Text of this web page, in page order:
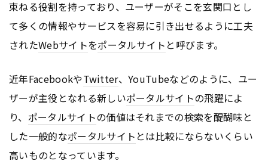
束ねる役割を持っており、ユーザーがそこを玄関口とし
て多くの情報やサービスを容易に引き出せるように工夫
されたWebサイトをポータルサイト と呼びます。
近年FacebookやTwitter、YouTubeなどのように、ユー
ザーが主役となれる新しいポータルサイトの飛躍によ
り、 ポータルサイトの価値はそれまでの検索を醍醐味と
した一般的なポータルサイト とは比較にならないくらい
高いものとなっています。